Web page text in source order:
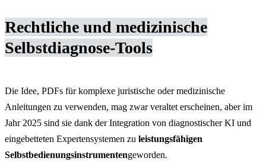
Rechtliche und medizinische
Selbstdiagnose-Tools
Die Idee, PDFs für komplexe juristische oder medizinische
Anleitungen zu verwenden, mag zwar veraltet erscheinen, aber im
Jahr 2025 sind sie dank der Integration von diagnostischer KI und
eingebetteten Expertensystemen zu leistungsfähigen
Selbstbedienungsinstrumentengeworden.